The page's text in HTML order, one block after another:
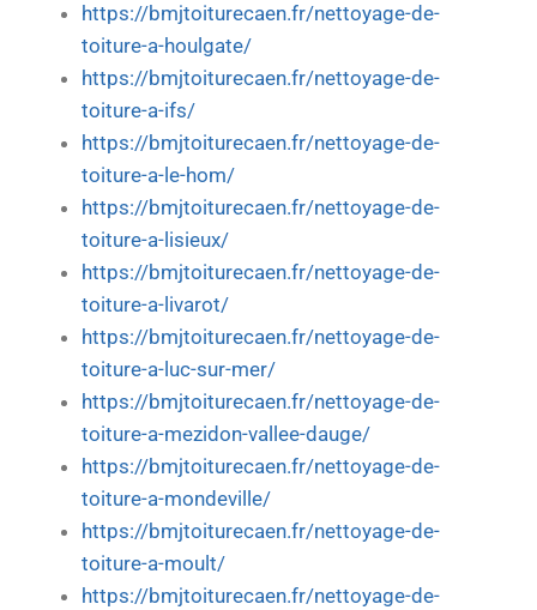
https://bmjtoiturecaen.fr/nettoyage-de-
toiture-a-houlgate/
https://bmjtoiturecaen.fr/nettoyage-de-
toiture-a-ifs/
https://bmjtoiturecaen.fr/nettoyage-de-
toiture-a-le-hom/
https://bmjtoiturecaen.fr/nettoyage-de-
toiture-a-lisieux/
https://bmjtoiturecaen.fr/nettoyage-de-
toiture-a-livarot/
https://bmjtoiturecaen.fr/nettoyage-de-
toiture-a-luc-sur-mer/
https://bmjtoiturecaen.fr/nettoyage-de-
toiture-a-mezidon-vallee-dauge/
https://bmjtoiturecaen.fr/nettoyage-de-
toiture-a-mondeville/
https://bmjtoiturecaen.fr/nettoyage-de-
toiture-a-moult/
https://bmjtoiturecaen.fr/nettoyage-de-